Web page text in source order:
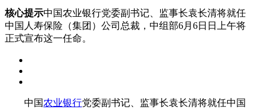
核心提示中国农业银行党委副书记、监事长袁长清将就任
中国人寿保险（集团）公司总裁，中组部6月6日日上午将
正式宣布这一任命。
中国农业银行党委副书记、监事长袁长清将就任中国